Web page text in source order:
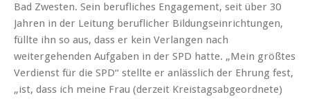
Bad Zwesten. Sein berufliches Engagement, seit über 30
Jahren in der Leitung beruflicher Bildungseinrichtungen,
füllte ihn so aus, dass er kein Verlangen nach
weitergehenden Aufgaben in der SPD hatte. „Mein größtes
Verdienst für die SPD“ stellte er anlässlich der Ehrung fest,
„ist, dass ich meine Frau (derzeit Kreistagsabgeordnete)